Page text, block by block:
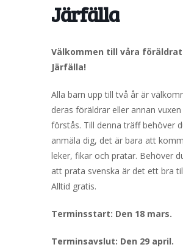
Järfälla
Välkommen till våra
Järfälla!
Alla barn upp till två år är
deras föräldrar eller annan
förstås. Till denna träff behöver
anmäla dig, det är bara att
leker, fikar och pratar. Behöver
att prata svenska är det ett bra
Alltid gratis.
Terminsstart: Den 18 mars.
Terminsavslut: Den 29 april.